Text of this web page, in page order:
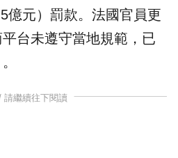
億元）罰款。法國官員更
台未遵守當地規範，已
請繼續往下閱讀